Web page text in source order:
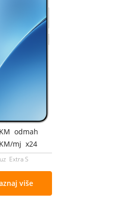
KM odmah
KM/mj x24
uz Extra S
više